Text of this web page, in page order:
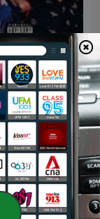
Lah But